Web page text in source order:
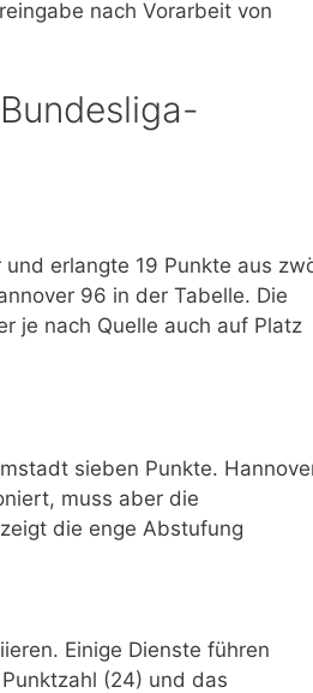
nach Vorarbeit von
erlangte 19 Punkte aus
96 in der Tabelle. Die
je nach Quelle auch auf Platz
sieben Punkte.
muss aber die
zeigt die enge Abstufung
Einige Dienste führen
(24) und das